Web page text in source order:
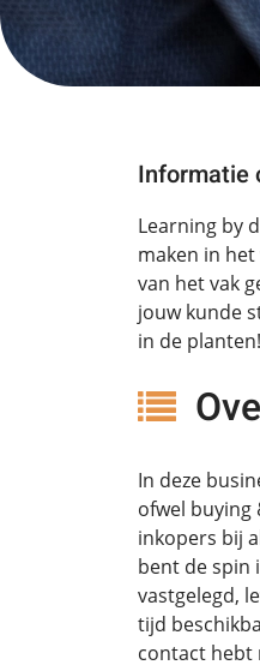
Informatie
Learning by
maken in
van het vak
jouw kunde
in de planten!
In deze
ofwel
inkopers bij
bent de spin
vastgelegd,
tijd
contact hebt